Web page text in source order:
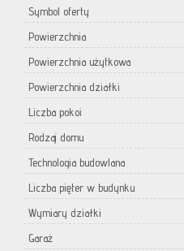
Symbol oferty
Powierzchnia
Powierzchnia użytkowa
Powierzchnia działki
Liczba pokoi
Rodzaj domu
Technologia budowlana
Liczba pięter w budynku
Wymiary działki
Garaż